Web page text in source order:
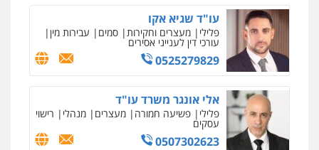
עו"ד זוהר ארבל
פלילי פשיעה חמורה
קטינים
0538788878
עו"ד אסף דוק
פלילי עבירות מין סמים והימורים
חמורה חקירות ומעצרים צווארון לבן והונאה
0526885006
עו"ד שגיא אקו
פלילי מעצרים וחקירות סמים עבירות מין
עורכי דין לענייני אסירים
0525279829
אלי אונגר משרד עו"ד
פלילי פשיעה חמורה מעצרים מנהלי רישוי
עסקים
0507302623